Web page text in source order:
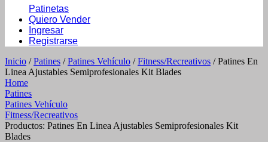
Patinetas
Quiero Vender
Ingresar
Registrarse
Inicio /Patines /Patines Vehículo /Fitness/Recreativos / Patines En
Linea Ajustables Semiprofesionales Kit Blades
Home
Patines
Patines Vehículo
Fitness/Recreativos
Productos: Patines En Linea Ajustables Semiprofesionales Kit
Blades